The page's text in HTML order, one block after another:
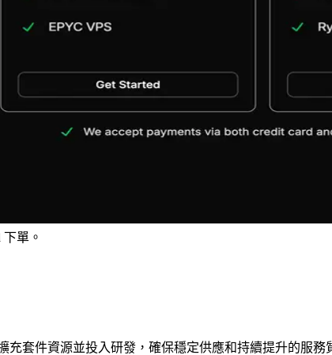
單。
充套件資源並投入研發，確保穩定供應和持續提升的服務